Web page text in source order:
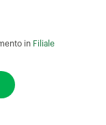
in Filiale